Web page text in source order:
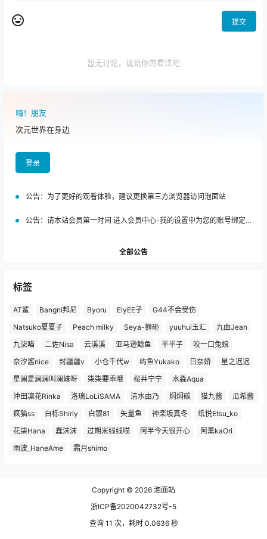
提交
暂无讨论，说说你的看法吧
嗨！朋友
次元世界在身边
登录
公告： 为了更好的观看体验，建议更换第三方浏览器访问泡面站
公告： 请本站会员第一时间 进入会员中心-我的设置中为您的账号绑定邮箱!
全部公告
标签
AT鲨 Bangni邦尼 Byoru ElyEE子
G44不会受伤
Natsuko夏夏子
Peach milky Seya-狮砸 yuuhui玉汇
九曲Jean
九柒喵
二佐Nisa 云溪溪 亚马逊鲶鱼 半半子
咬一口兔娘
奈汐酱nice
封疆疆v 小仓千代w 屿鱼Yukako 日奈娇
星之迟迟
星澜是澜澜叫澜妹呀
柒柒要乖哦 桜井宁宁
水淼Aqua
沖田凜花Rinka
洛璃LoLiSAMA 清水由乃 焖焖碳 猫九酱
瓜希酱
疯猫ss
白栎Shirly 白银81 矢量鱼 神楽坂真冬
纸悦Etsu_ko
花柒Hana
蠢沫沫 过期米线线喵 阿半今天很开心
阿薰kaOri
雨波_HaneAme
霜月shimo
Copyright © 2026 泡面站
浙ICP备2020042732号-5
查询 11 次，耗时 0.0636 秒